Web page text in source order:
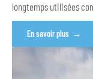
longtemps utilisées
En savoir plus